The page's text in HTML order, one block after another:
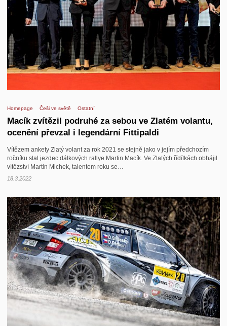
Homepage Češi ve světě Ostatní
Macík zvítězil podruhé za sebou ve Zlatém volantu,
ocenění převzal i legendární Fittipaldi
Vítězem ankety Zlatý volant za rok 2021 se stejně jako v jejím předchozím
ročníku stal jezdec dálkových rallye Martin Macík. Ve Zlatých řídítkách obhájil
vítězství Martin Michek, talentem roku se…
18.3.2022